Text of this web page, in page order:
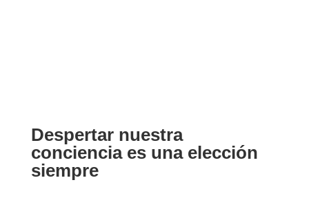
Despertar nuestra
conciencia es una elección
siempre